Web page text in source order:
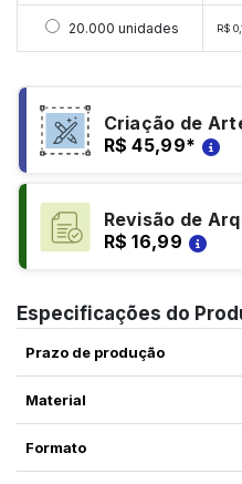
Selecionar 20000
20.000 unidades R$
Criação de
R$ 45,99*
Revisão de
R$ 16,99
Especificações do
Prazo de produção
Material
Formato